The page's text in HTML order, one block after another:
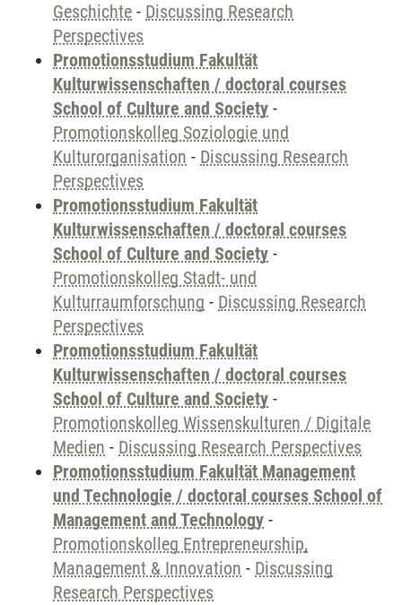
Geschichte - Discussing Research
Perspectives
Promotionsstudium Fakultät
Kulturwissenschaften / doctoral courses
School of Culture and Society -
Promotionskolleg Soziologie und
Kulturorganisation - Discussing Research
Perspectives
Promotionsstudium Fakultät
Kulturwissenschaften / doctoral courses
School of Culture and Society -
Promotionskolleg Stadt- und
Kulturraumforschung - Discussing Research
Perspectives
Promotionsstudium Fakultät
Kulturwissenschaften / doctoral courses
School of Culture and Society -
Promotionskolleg Wissenskulturen / Digitale
Medien - Discussing Research Perspectives
Promotionsstudium Fakultät Management
und Technologie / doctoral courses School of
Management and Technology -
Promotionskolleg Entrepreneurship,
Management & Innovation - Discussing
Research Perspectives